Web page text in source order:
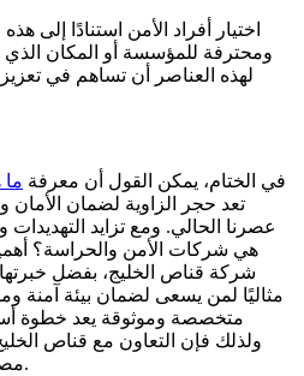
اختيار أفراد الأمن استنادًا إلى
ومحترفة للمؤسسة أو المكان الذي
لهذه العناصر أن تساهم في
في الختام، يمكن القول أن معرفة
تعد حجر الزاوية لضمان الأمان
عصرنا الحالي. ومع تزايد
هي شركات الأمن والحراسة؟
شركة قناص الخليج، بفضل خبرتها
مثاليًا لمن يسعى لضمان بيئة آمنة
متخصصة وموثوقة يعد خطوة
ولذلك فإن التعاون مع قناص
مصالح عملائها في جميع الأوقات.